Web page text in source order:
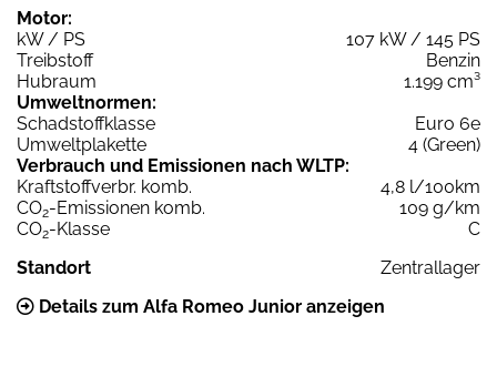
Motor:
kW / PS
107 kW / 145 PS
Treibstoff
Benzin
Hubraum
1.199 cm³
Umweltnormen:
Schadstoffklasse
Euro 6e
Umweltplakette
4 (Green)
Verbrauch und Emissionen nach WLTP:
Kraftstoffverbr. komb.
4,8 l/100km
CO2-Emissionen komb.
109 g/km
CO2-Klasse
C
Standort
Zentrallager
Details zum Alfa Romeo Junior anzeigen